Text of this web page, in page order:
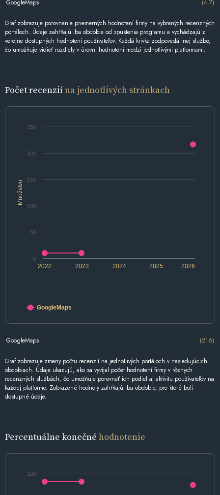
GoogleMaps (4.7)
Graf zobrazuje porovnanie priemerných hodnotení firmy na vybraných recenzných
portáloch. Údaje zahŕňajú iba obdobie od spustenia programu a vychádzajú z
verejne dostupných hodnotení používateľov. Každá krivka zodpovedá inej službe,
čo umožňuje vidieť rozdiely v úrovni hodnotení medzi jednotlivými platformami.
Počet recenziína jednotlivých stránkach
Množstvo
2022 2024 2026
2023 2025
0
50
100
150
200
250
GoogleMaps
GoogleMaps (216)
Graf zobrazuje zmeny počtu recenzií na jednotlivých portáloch v nasledujúcich
obdobiach. Údaje ukazujú, ako sa vyvíjal počet hodnotení firmy v rôznych
recenzných službách, čo umožňuje porovnať ich podiel aj aktivitu používateľov na
každej platforme. Zobrazené hodnoty zahŕňajú iba obdobie, pre ktoré boli
dostupné údaje.
Percentuálne konečné hodnotenie
100